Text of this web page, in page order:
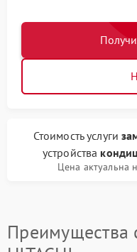
Стоимость услуги
устройства
Цена актуальна
Преимущества